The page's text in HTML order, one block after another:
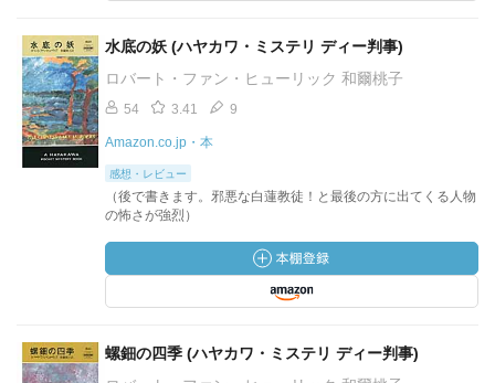
水底の妖 (ハヤカワ・ミステリ ディー判事)
ロバート・ファン・ヒューリック 和爾桃子
54 3.41 9
Amazon.co.jp・本
感想・レビュー
（後で書きます。邪悪な白蓮教徒！と最後の方に出てくる人物
の怖さが強烈）
螺鈿の四季 (ハヤカワ・ミステリ ディー判事)